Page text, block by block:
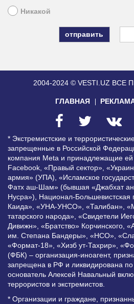
Никакой
2004-2024 © VESTI.UZ ВСЕ
ГЛАВНАЯ
* Экстремистские и
запрещенные в Российской
компания Meta и принадлежащие ей
Facebook, «Правый сектор»,
армия» (УПА), «Исламское
Фатх аш-Шам» (бывшая «Джабхат
Нусра»), Национал-
Каида», «УНА-УНСО», «Талибан»,
татарского народа», «Свидетели
Дивижн», «Братство» Корчинского,
им. Степана Бандеры», «НСО»,
«Формат-18», «Хизб ут-Тахрир»,
(ФБК) – организация-иноагент,
запрещена в РФ и ликвидирована
основатель Алексей Навальный
террористов и экстремистов.
* Организации и граждане,